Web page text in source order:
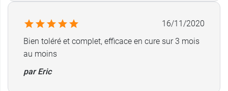
problèmes du quotidien, par exempleJuvamine
Boost
pour la fatigue.
Fabricant
Juva santé
8 rue Christophe Colomb
16/11/2020
Bien toléré et complet, efficace en cure sur 3 mois
au moins
par Eric